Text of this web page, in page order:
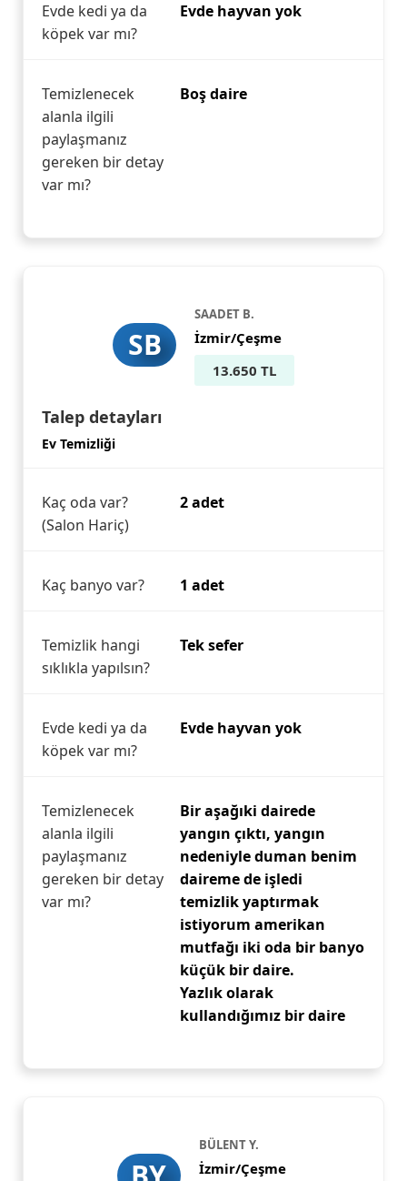
Evde kedi ya da
köpek var mı?
Evde hayvan yok
Temizlenecek
alanla ilgili
paylaşmanız
gereken bir detay
var mı?
Boş daire
SB
SAADET B.
İzmir/Çeşme
13.650 TL
Talep detayları
Ev Temizliği
Kaç oda var?
(Salon Hariç)
2 adet
Kaç banyo var? 1 adet
Temizlik hangi
sıklıkla yapılsın?
Tek sefer
Evde kedi ya da
köpek var mı?
Evde hayvan yok
Temizlenecek
alanla ilgili
paylaşmanız
gereken bir detay
var mı?
Bir aşağıki dairede
yangın çıktı, yangın
nedeniyle duman benim
daireme de işledi
temizlik yaptırmak
istiyorum amerikan
mutfağı iki oda bir banyo
küçük bir daire.
Yazlık olarak
kullandığımız bir daire
BÜLENT Y.
İzmir/Çeşme